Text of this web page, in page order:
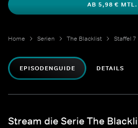
AB 5,98 € MTL.
Home Serien The Blacklist Staffel 7
EPISODENGUIDE DETAILS
Stream die Serie The